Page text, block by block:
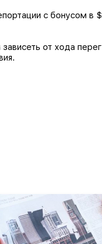
с бонусом в
от хода